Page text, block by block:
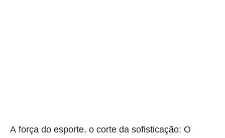
A força do esporte, o corte da sofisticação: O